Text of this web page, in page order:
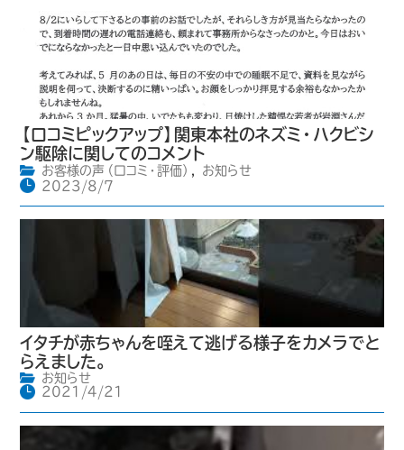
【口コミピックアップ】関東本社のネズミ・ハクビシ
ン駆除に関してのコメント
お客様の声（口コミ・評価） ,
お知らせ
2023/8/7
イタチが赤ちゃんを咥えて逃げる様子をカメラでと
らえました。
お知らせ
2021/4/21